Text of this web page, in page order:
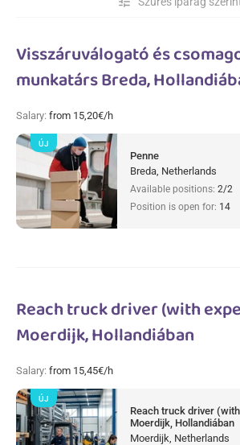
Visszáruválogató és
munkatárs Breda,
Salary: from 15,20€/h
Penne
Breda, Netherlands
Available positions: 2/2
Position is open for: 14
ÚJ
Reach truck driver (with
Moerdijk, Hollandiában
Salary: from 15,45€/h
Reach truck driver
Moerdijk, Hollandiában
Moerdijk, Netherlands
ÚJ